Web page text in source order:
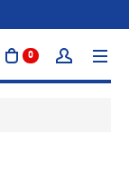
0